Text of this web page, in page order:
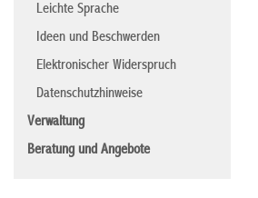
Leichte Sprache
Ideen und Beschwerden
Elektronischer Widerspruch
Datenschutzhinweise
Verwaltung
Beratung und Angebote